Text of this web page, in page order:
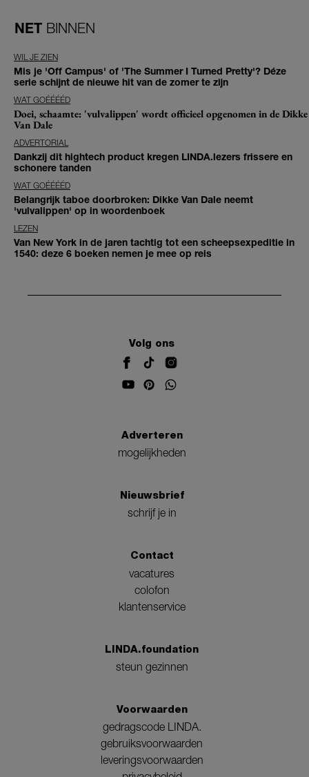
NET BINNEN
WIL JE ZIEN
Mis je 'Off Campus' of 'The Summer I Turned Pretty'? Déze
serie schijnt de nieuwe hit van de zomer te zijn
WAT GOÉÉÉÉD
Doei, schaamte: 'vulvalippen' wordt officieel opgenomen in de Dikke
Van Dale
ADVERTORIAL
Dankzij dit hightech product kregen LINDA.lezers frissere en
schonere tanden
WAT GOÉÉÉÉD
Belangrijk taboe doorbroken: Dikke Van Dale neemt
'vulvalippen' op in woordenboek
LEZEN
Van New York in de jaren tachtig tot een scheepsexpeditie in
1540: deze 6 boeken nemen je mee op reis
Volg ons
Adverteren
mogelijkheden
Nieuwsbrief
schrijf je in
Contact
vacatures
colofon
klantenservice
LINDA.foundation
steun gezinnen
Voorwaarden
gedragscode LINDA.
gebruiksvoorwaarden
leveringsvoorwaarden